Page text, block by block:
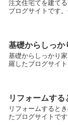
注文住宅てを建て
ブログサイトです
基礎からしっか
基礎からしっかり
羅したブログサイ
リフォームする
リフォームすると
たブログサイトで